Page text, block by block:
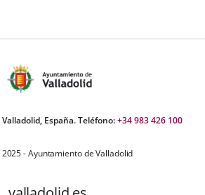
España. Teléfono:+34 983 426 100
- Ayuntamiento de Valladolid